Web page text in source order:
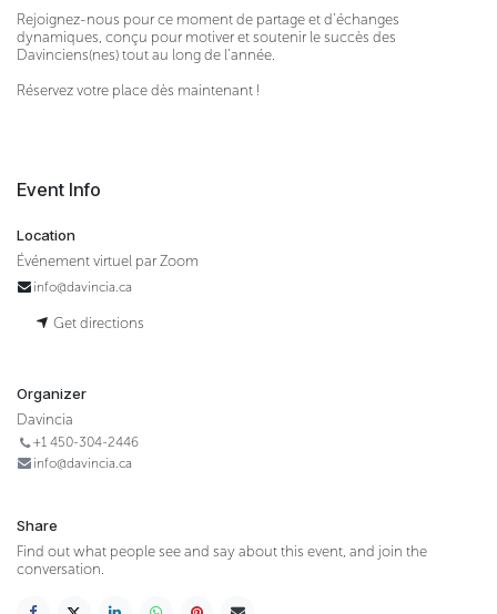
Rejoignez-nous pour ce moment de partage et d’échanges
dynamiques, conçu pour motiver et soutenir le succès des
Davinciens(nes) tout au long de l’année.
Réservez votre place dès maintenant !
Event Info
Location
Événement virtuel par Zoom
info@davincia.ca
Get directions
Organizer
Davincia
+1 450-304-2446
info@davincia.ca
Share
Find out what people see and say about this event, and join the
conversation.